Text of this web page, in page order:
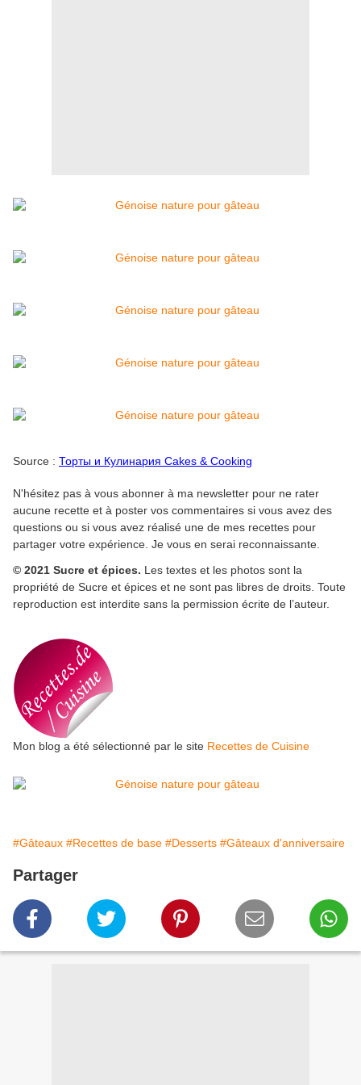
Source : Торты и Кулинария Cakes & Cooking
N'hésitez pas à vous abonner à ma newsletter pour ne rater
aucune recette et à poster vos commentaires si vous avez des
questions ou si vous avez réalisé une de mes recettes pour
partager votre expérience. Je vous en serai reconnaissante.
© 2021 Sucre et épices. Les textes et les photos sont la
propriété de Sucre et épices et ne sont pas libres de droits. Toute
reproduction est interdite sans la permission écrite de l’auteur.
Mon blog a été sélectionné par le site Recettes de Cuisine
#Gâteaux #Recettes de base #Desserts #Gâteaux d'anniversaire
Partager